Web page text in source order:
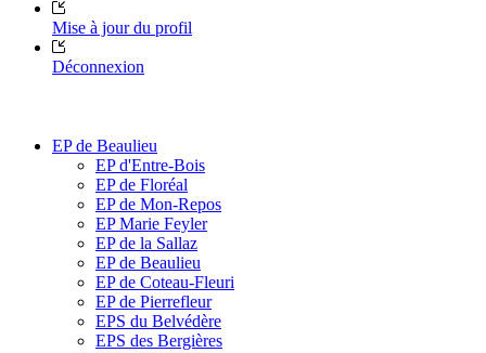
Mise à jour du profil
Déconnexion
EP de Beaulieu
EP d'Entre-Bois
EP de Floréal
EP de Mon-Repos
EP Marie Feyler
EP de la Sallaz
EP de Beaulieu
EP de Coteau-Fleuri
EP de Pierrefleur
EPS du Belvédère
EPS des Bergières